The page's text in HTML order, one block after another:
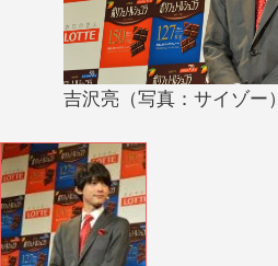
吉沢亮（写真：サイゾー）